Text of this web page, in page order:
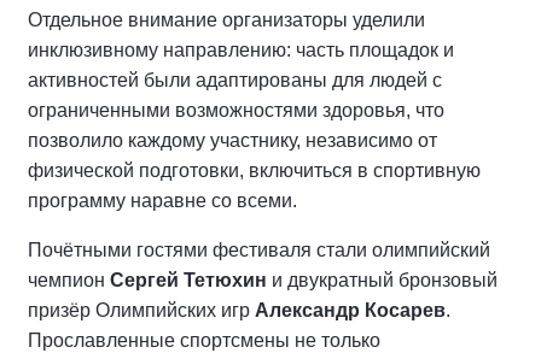
Отдельное внимание организаторы уделили
инклюзивному направлению: часть площадок и
активностей были адаптированы для людей с
ограниченными возможностями здоровья, что
позволило каждому участнику, независимо от
физической подготовки, включиться в спортивную
программу наравне со всеми.
Почётными гостями фестиваля стали олимпийский
чемпион Сергей Тетюхин и двукратный бронзовый
призёр Олимпийских игр Александр Косарев.
Прославленные спортсмены не только